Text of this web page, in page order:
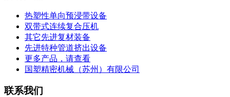
热塑性单向预浸带设备
双带式连续复合压机
其它先进复材装备
先进特种管道挤出设备
更多产品，请查看
国塑精密机械（苏州）有限公司
联系我们